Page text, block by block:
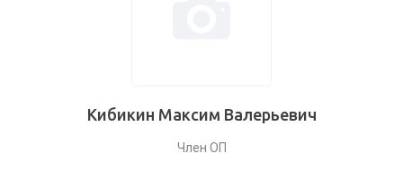
Кибикин Максим Валерьевич
Член ОП